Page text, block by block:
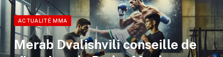
ACTUALITÉ MMA
Merab Dvalishvili conseille de